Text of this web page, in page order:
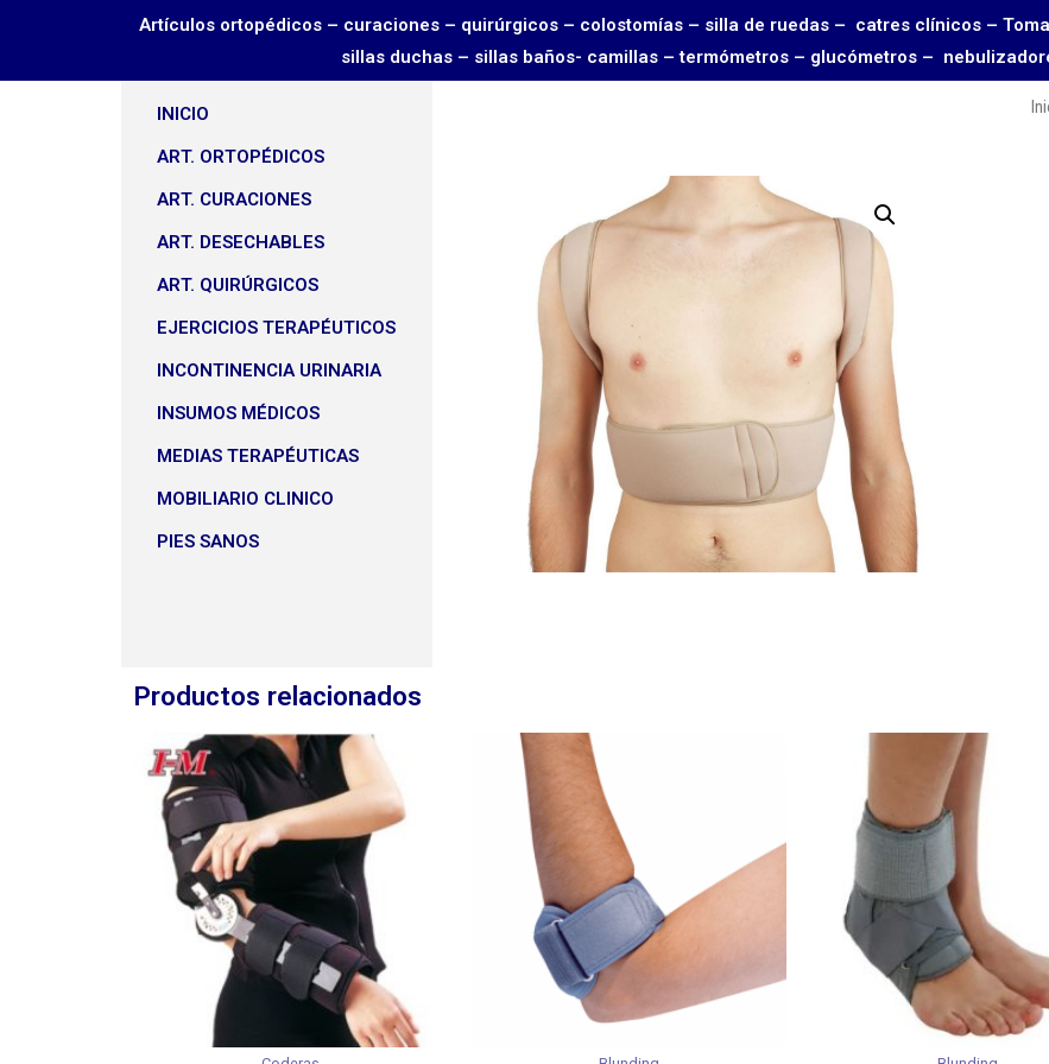
Artículos ortopédicos – curaciones – quirúrgicos – colostomías – silla de ruedas – catres clínicos –
sillas duchas – sillas baños- camillas – termómetros – glucómetros –
INICIO
ART. ORTOPÉDICOS
ART. CURACIONES
ART. DESECHABLES
ART. QUIRÚRGICOS
EJERCICIOS TERAPÉUTICOS
INCONTINENCIA URINARIA
INSUMOS MÉDICOS
MEDIAS TERAPÉUTICAS
MOBILIARIO CLINICO
PIES SANOS
Productos relacionados